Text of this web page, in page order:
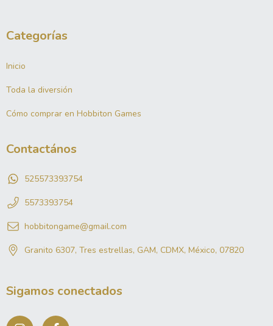
Categorías
Inicio
Toda la diversión
Cómo comprar en Hobbiton Games
Contactános
525573393754
5573393754
hobbitongame@gmail.com
Granito 6307, Tres estrellas, GAM, CDMX, México, 07820
Sigamos conectados